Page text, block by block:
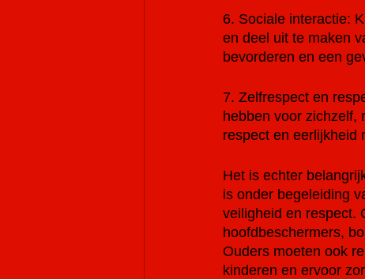
6. Sociale interactie:
en deel uit te maken
bevorderen en een
7. Zelfrespect en
hebben voor zichzelf,
respect en eerlijkheid
Het is echter
is onder begeleiding
veiligheid en respect.
hoofdbeschermers,
Ouders moeten ook
kinderen en ervoor